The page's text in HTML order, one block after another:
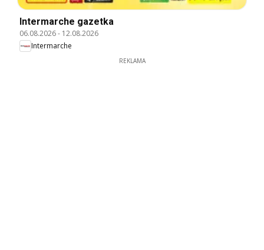
Intermarche gazetka
06.08.2026- 12.08.2026
Intermarche
REKLAMA